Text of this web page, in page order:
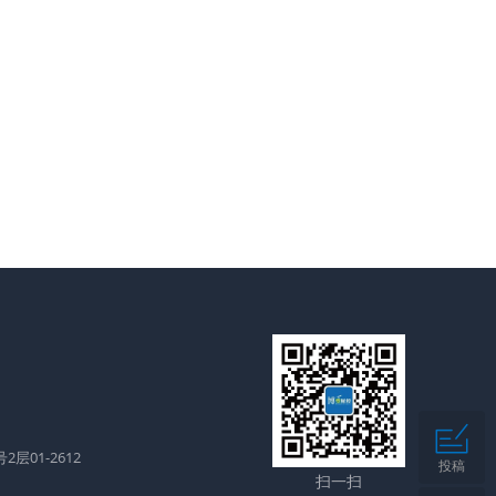
2层01-2612
扫一扫
投稿